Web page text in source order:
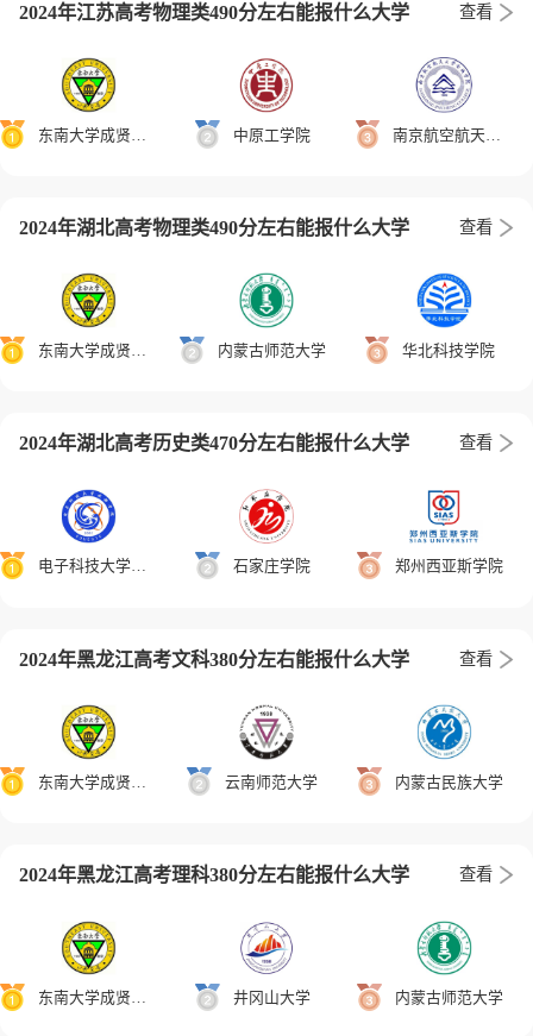
2024年江苏高考物理类490分左右能报什么大学 查看
东南大学成贤学院 中原工学院 南京航空航天大学金城学院
2024年湖北高考物理类490分左右能报什么大学 查看
东南大学成贤学院 内蒙古师范大学 华北科技学院
2024年湖北高考历史类470分左右能报什么大学 查看
电子科技大学成都学院 石家庄学院 郑州西亚斯学院
2024年黑龙江高考文科380分左右能报什么大学 查看
东南大学成贤学院 云南师范大学 内蒙古民族大学
2024年黑龙江高考理科380分左右能报什么大学 查看
东南大学成贤学院 井冈山大学 内蒙古师范大学